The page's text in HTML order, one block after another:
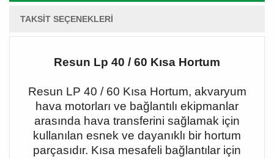
TAKSIT SEÇENEKLERI
Resun Lp 40 / 60 Kısa Hortum
Resun LP 40 / 60 Kısa Hortum, akvaryum
hava motorları ve bağlantılı ekipmanlar
arasında hava transferini sağlamak için
kullanılan esnek ve dayanıklı bir hortum
parçasıdır. Kısa mesafeli bağlantılar için